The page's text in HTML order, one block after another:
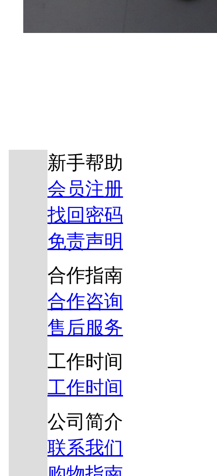
新手帮助
会员注册
找回密码
免责声明
合作指南
合作咨询
售后服务
工作时间
工作时间
公司简介
联系我们